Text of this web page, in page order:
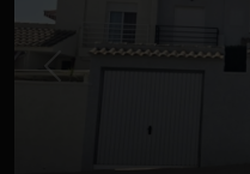
Anterior